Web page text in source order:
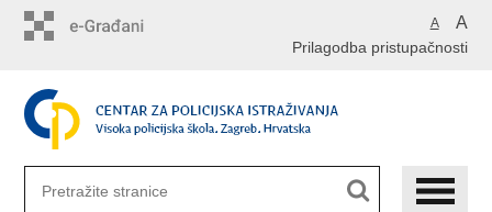
A A
Prilagodba pristupačnosti